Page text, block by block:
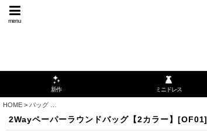
menu
新作 ミニドレス
HOME > バッグ
2Wayペーパーラウンドバッグ【2カラー】[OF01]